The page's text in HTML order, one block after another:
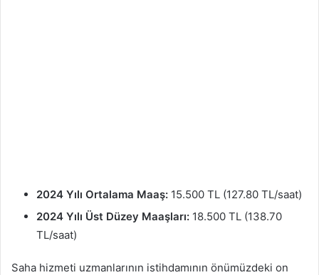
2024 Yılı Ortalama Maaş: 15.500 TL (127.80 TL/saat)
2024 Yılı Üst Düzey Maaşları: 18.500 TL (138.70
TL/saat)
Saha hizmeti uzmanlarının istihdamının önümüzdeki on